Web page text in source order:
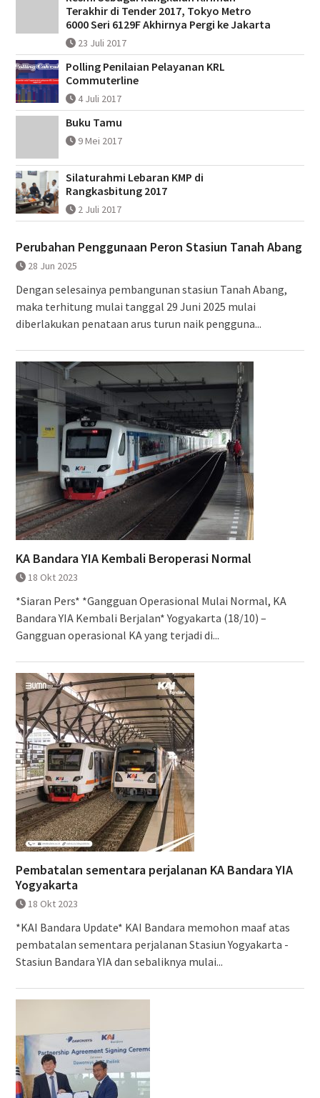
Terakhir di Tender 2017, Tokyo Metro
6000 Seri 6129F Akhirnya Pergi ke Jakarta
23 Juli 2017
Polling Penilaian Pelayanan KRL
Commuterline
4 Juli 2017
Buku Tamu
9 Mei 2017
Silaturahmi Lebaran KMP di
Rangkasbitung 2017
2 Juli 2017
Perubahan Penggunaan Peron Stasiun Tanah Abang
28 Jun 2025
Dengan selesainya pembangunan stasiun Tanah Abang,
maka terhitung mulai tanggal 29 Juni 2025 mulai
diberlakukan penataan arus turun naik pengguna...
KA Bandara YIA Kembali Beroperasi Normal
18 Okt 2023
*Siaran Pers* *Gangguan Operasional Mulai Normal, KA
Bandara YIA Kembali Berjalan* Yogyakarta (18/10) –
Gangguan operasional KA yang terjadi di...
Pembatalan sementara perjalanan KA Bandara YIA
Yogyakarta
18 Okt 2023
*KAI Bandara Update* KAI Bandara memohon maaf atas
pembatalan sementara perjalanan Stasiun Yogyakarta -
Stasiun Bandara YIA dan sebaliknya mulai...